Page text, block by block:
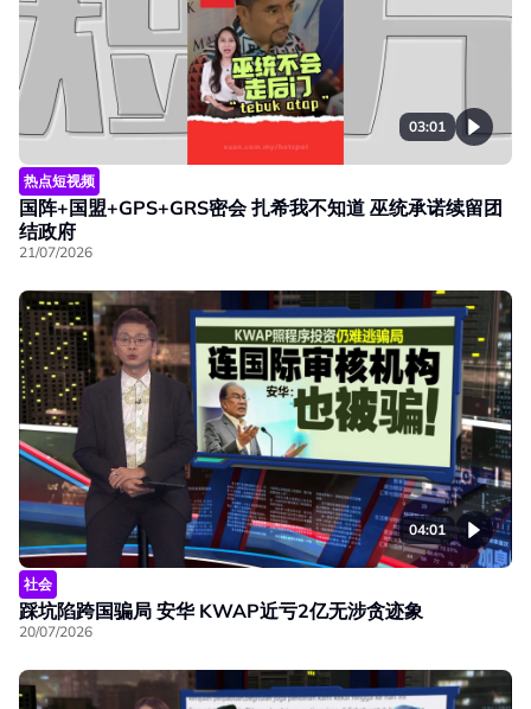
03:01
热点短视频
国阵+国盟+GPS+GRS密会 扎希我不知道 巫统承诺续留团
结政府
21/07/2026
04:01
社会
踩坑陷跨国骗局 安华 KWAP近亏2亿无涉贪迹象
20/07/2026